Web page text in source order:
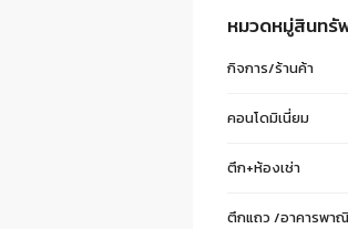
หมวดหมู่สินทรั
กิจการ/ร้านค้า
คอนโดมิเนี่ยม
ตึก+ห้องเช่า
ตึกแถว /อาคารพา